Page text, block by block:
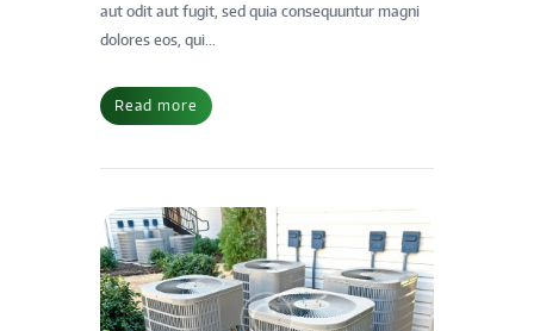
aut odit aut fugit, sed quia consequuntur magni
dolores eos, qui...
Read more